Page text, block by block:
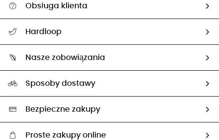
Obsługa klienta
Zwrot artykułów i zwrot środków
Hardloop
Ambasadorzy
Nasze zobowiązania
Wybrane produkty eko
Sposoby dostawy
Bezpieczne zakupy
Proste zakupy online